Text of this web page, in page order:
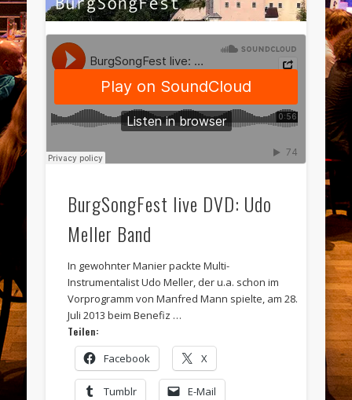
BurgSongFest live DVD: Udo
Meller Band
In gewohnter Manier packte Multi-
Instrumentalist Udo Meller, der u.a. schon im
Vorprogramm von Manfred Mann spielte, am 28.
Juli 2013 beim Benefiz …
Teilen:
Facebook X
Tumblr E-Mail